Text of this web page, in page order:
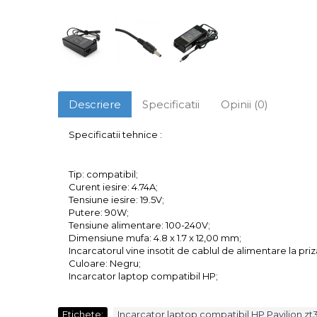
Descriere Specificatii Opinii (0)
Specificatii tehnice :
Tip: compatibil;
Curent iesire: 4.74A;
Tensiune iesire: 19.5V;
Putere: 90W;
Tensiune alimentare: 100-240V;
Dimensiune mufa: 4.8 x 1.7 x 12,00 mm;
Incarcatorul vine insotit de cablul de alimentare la
Culoare: Negru;
Incarcator laptop compatibil HP;
Etichete: Incarcator laptop compatibil HP Pavilion